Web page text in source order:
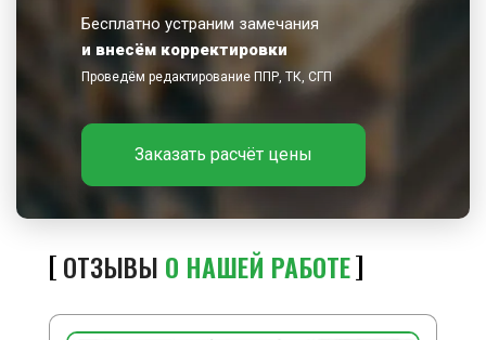
Бесплатно устраним замечания
и внесём корректировки
Проведём редактирование ППР, ТК, СГП
Заказать расчёт цены
ОТЗЫВЫ О НАШЕЙ РАБОТЕ